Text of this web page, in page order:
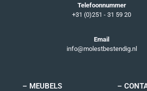
Telefoonnummer
+31 (0)251 - 31 59 20
Email
info@molestbestendig.nl
– MEUBELS –